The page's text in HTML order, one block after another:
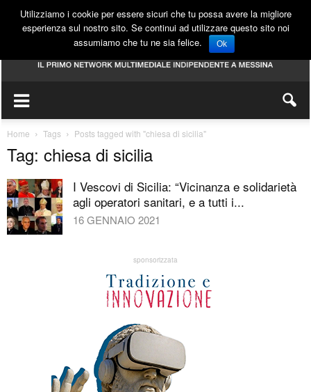
Home Tags Posts tagged with "chiesa di sicilia"
Tag: chiesa di sicilia
I Vescovi di Sicilia: “Vicinanza e solidarietà
agli operatori sanitari, e a tutti i...
16 GENNAIO 2021
sponsorizzata
Utilizziamo i cookie per essere sicuri che tu possa avere la migliore
esperienza sul nostro sito. Se continui ad utilizzare questo sito noi
assumiamo che tu ne sia felice.
Ok